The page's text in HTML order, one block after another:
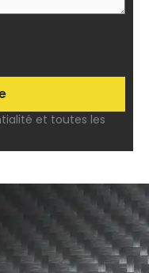
et toutes les